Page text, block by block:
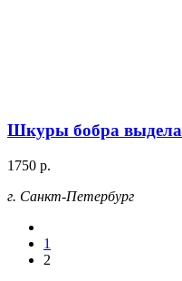
Шкуры бобра
1750 р.
г. Санкт-Петербург
1
2